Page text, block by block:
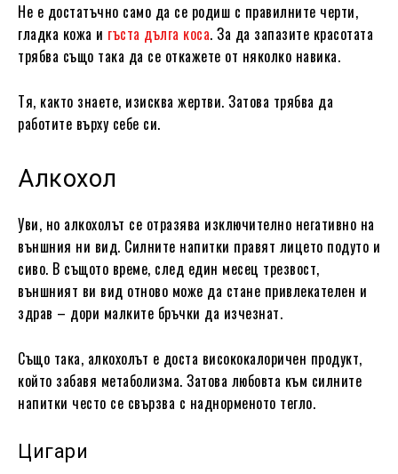
Не е достатъчно само да се родиш с правилните черти,
гладка кожа и гъста дълга коса. За да запазите красотата
трябва също така да се откажете от няколко навика.
Тя, както знаете, изисква жертви. Затова трябва да
работите върху себе си.
Алкохол
Уви, но алкохолът се отразява изключително негативно на
външния ни вид. Силните напитки правят лицето подуто и
сиво. В същото време, след един месец трезвост,
външният ви вид отново може да стане привлекателен и
здрав – дори малките бръчки да изчезнат.
Също така, алкохолът е доста висококалоричен продукт,
който забавя метаболизма. Затова любовта към силните
напитки често се свързва с наднорменото тегло.
Цигари